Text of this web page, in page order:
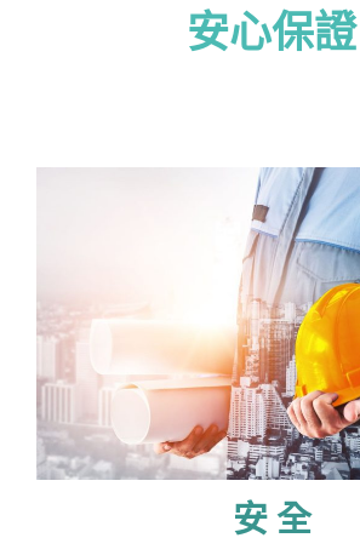
安心保證
安 全